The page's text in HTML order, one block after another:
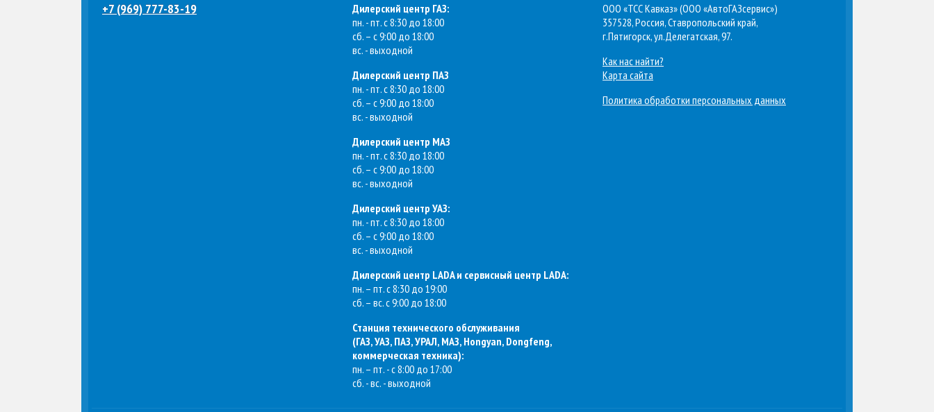
+7 (969) 777-83-19
Дилерский центр ГАЗ:
пн. - пт. с 8:30 до 18:00
сб. – с 9:00 до 18:00
вс. - выходной
Дилерский центр ПАЗ
пн. - пт. с 8:30 до 18:00
сб. – с 9:00 до 18:00
вс. - выходной
Дилерский центр МАЗ
пн. - пт. с 8:30 до 18:00
сб. – с 9:00 до 18:00
вс. - выходной
Дилерский центр УАЗ:
пн. - пт. с 8:30 до 18:00
сб. – с 9:00 до 18:00
вс. - выходной
Дилерский центр LADA и сервисный центр LADA:
пн. – пт. с 8:30 до 19:00
сб. – вс. с 9:00 до 18:00
Станция технического обслуживания
(ГАЗ, УАЗ, ПАЗ, УРАЛ, МАЗ, Hongyan, Dongfeng,
коммерческая техника):
пн. – пт. - с 8:00 до 17:00
сб. - вс. - выходной
ООО «ТСС Кавказ» (ООО «АвтоГАЗсервис»)
357528, Россия, Ставропольский край,
г.Пятигорск, ул.Делегатская, 97.
Как нас найти?
Карта сайта
Политика обработки персональных данных